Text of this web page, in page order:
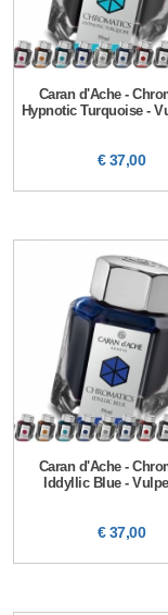
Caran d'Ache -
Hypnotic Turquoise -
€ 37,00
Caran d'Ache -
Iddyllic Blue -
€ 37,00